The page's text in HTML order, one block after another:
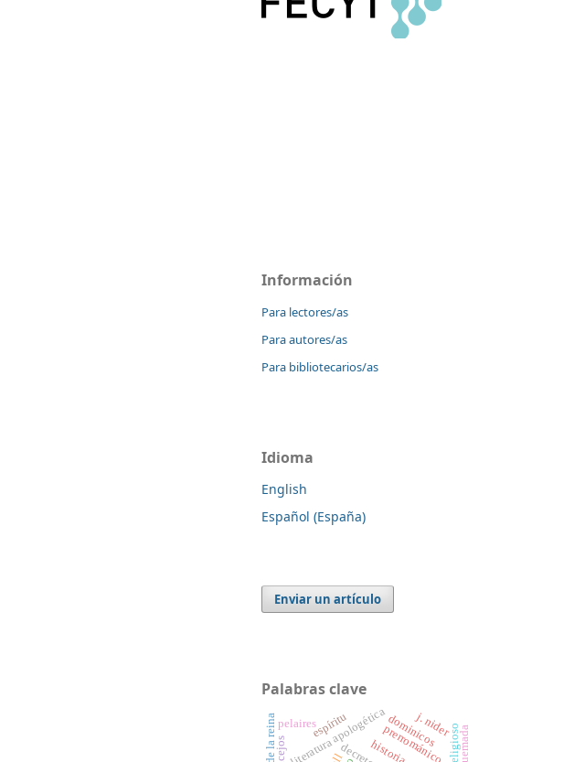
Información
Para lectores/as
Para autores/as
Para bibliotecarios/as
Idioma
English
Español (España)
Enviar un artículo
Palabras clave
prerrománico
literatura apologéticadominicos
espíritu j. nider
pelaires